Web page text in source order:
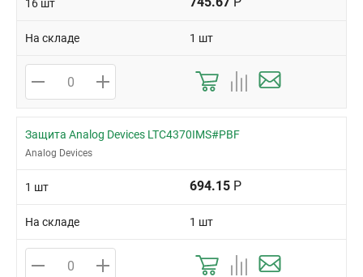
16 шт
На складе 1 шт
Защита Analog Devices LTC4370IMS#PBF
Analog Devices
1 шт 694.15 Р
На складе 1 шт